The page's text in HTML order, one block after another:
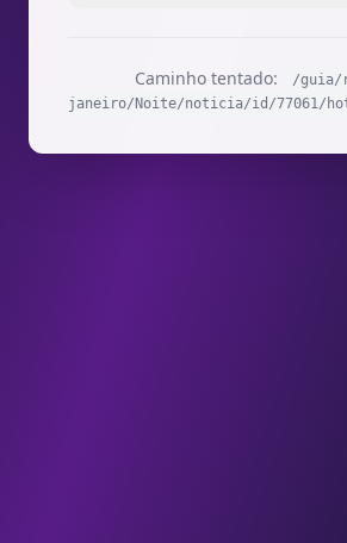
Caminho tentado:
/guia/
janeiro/Noite/noticia/id/77061/